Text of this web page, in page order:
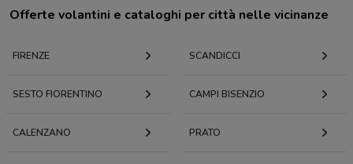
Offerte volantini e cataloghi per città nelle vicinanze
FIRENZE SCANDICCI
SESTO FIORENTINO CAMPI BISENZIO
CALENZANO PRATO